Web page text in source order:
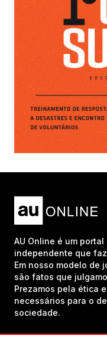
AU Online é um
independente que
Em nosso modelo de
são fatos que
Prezamos pela ética
necessários para o
sociedade.